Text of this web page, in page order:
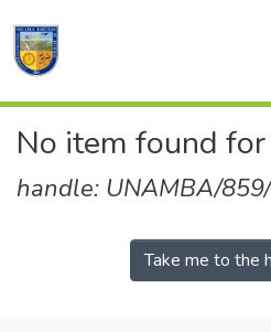
Communities & Collections
No item found
handle: UNAMBA/
Take me to the